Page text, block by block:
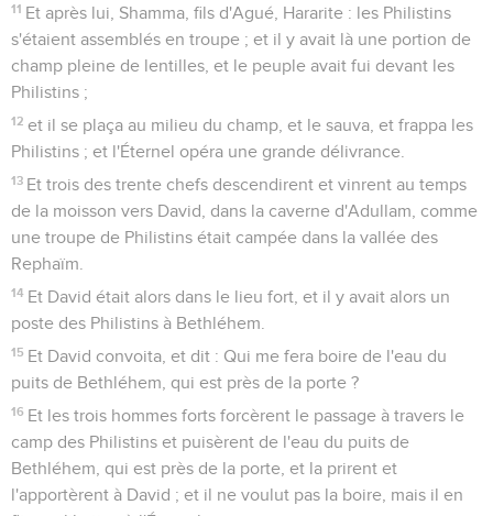
11 Et après lui, Shamma, fils d'Agué, Hararite : les Philistins
s'étaient assemblés en troupe ; et il y avait là une portion de
champ pleine de lentilles, et le peuple avait fui devant les
Philistins ;
12 et il se plaça au milieu du champ, et le sauva, et frappa les
Philistins ; et l'Éternel opéra une grande délivrance.
13 Et trois des trente chefs descendirent et vinrent au temps
de la moisson vers David, dans la caverne d'Adullam, comme
une troupe de Philistins était campée dans la vallée des
Rephaïm.
14 Et David était alors dans le lieu fort, et il y avait alors un
poste des Philistins à Bethléhem.
15 Et David convoita, et dit : Qui me fera boire de l'eau du
puits de Bethléhem, qui est près de la porte ?
16 Et les trois hommes forts forcèrent le passage à travers le
camp des Philistins et puisèrent de l'eau du puits de
Bethléhem, qui est près de la porte, et la prirent et
l'apportèrent à David ; et il ne voulut pas la boire, mais il en